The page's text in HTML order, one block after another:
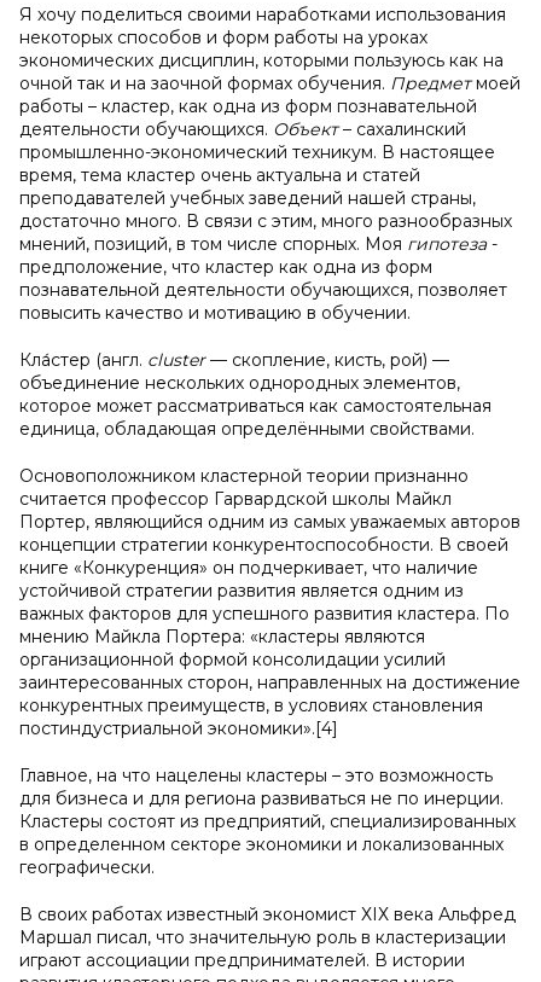
Я хочу поделиться своими наработками использования
некоторых способов и форм работы на уроках
экономических дисциплин, которыми пользуюсь как на
очной так и на заочной формах обучения. Предметмоей
работы – кластер, как одна из форм познавательной
деятельности обучающихся. Объект– сахалинский
промышленно-экономический техникум. В настоящее
время, тема кластер очень актуальна и статей
преподавателей учебных заведений нашей страны,
достаточно много. В связи с этим, много разнообразных
мнений, позиций, в том числе спорных. Моя гипотеза-
предположение, что кластер как одна из форм
познавательной деятельности обучающихся, позволяет
повысить качество и мотивацию в обучении.
Кла́стер (англ. cluster— скопление, кисть, рой) —
объединение нескольких однородных элементов,
которое может рассматриваться как самостоятельная
единица, обладающая определёнными свойствами.
Основоположником кластерной теории признанно
считается профессор Гарвардской школы Майкл
Портер, являющийся одним из самых уважаемых авторов
концепции стратегии конкурентоспособности. В своей
книге «Конкуренция» он подчеркивает, что наличие
устойчивой стратегии развития является одним из
важных факторов для успешного развития кластера. По
мнению Майкла Портера: «кластеры являются
организационной формой консолидации усилий
заинтересованных сторон, направленных на достижение
конкурентных преимуществ, в условиях становления
постиндустриальной экономики».[4]
Главное, на что нацелены кластеры – это возможность
для бизнеса и для региона развиваться не по инерции.
Кластеры состоят из предприятий, специализированных
в определенном секторе экономики и локализованных
географически.
В своих работах известный экономист ХIХ века Альфред
Маршал писал, что значительную роль в кластеризации
играют ассоциации предпринимателей. В истории